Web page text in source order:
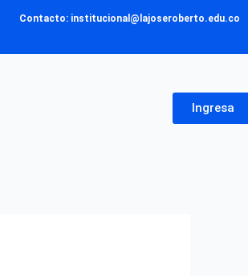
Contacto: institucional@lajoseroberto.edu.co
Ingresa